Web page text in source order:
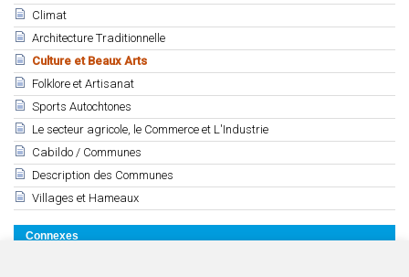
Climat
Architecture Traditionnelle
Culture et Beaux Arts
Folklore et Artisanat
Sports Autochtones
Le secteur agricole, le Commerce et L'Industrie
Cabildo / Communes
Description des Communes
Villages et Hameaux
Connexes